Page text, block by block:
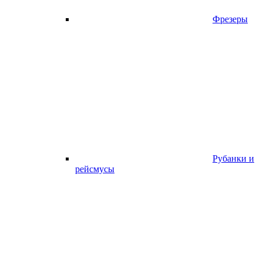
Фрезеры
Рубанки и
рейсмусы